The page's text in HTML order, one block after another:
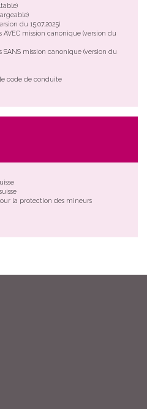
du 15.07.2025)
AVEC mission canonique (version du
SANS mission canonique (version du
code de conduite
la protection des mineurs